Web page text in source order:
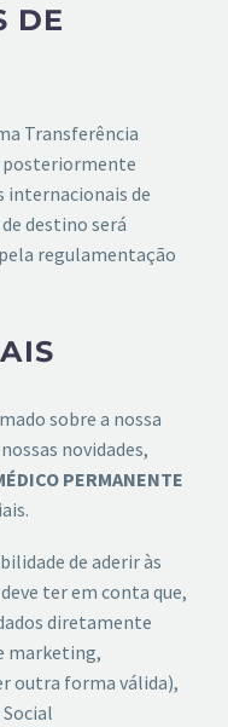
DE
Transferência
posteriormente
internacionais de
destino será
regulamentação
sobre a nossa
novidades,
PERMANENTE
de aderir às
ter em conta que,
diretamente
marketing,
outra forma válida),